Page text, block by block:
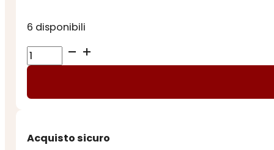
6 disponibili
TAVOLETTA
TOSCANO
70%
Acquisto sicuro